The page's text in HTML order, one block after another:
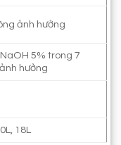
ảnh hưởng
5% trong 7
hưởng
18L